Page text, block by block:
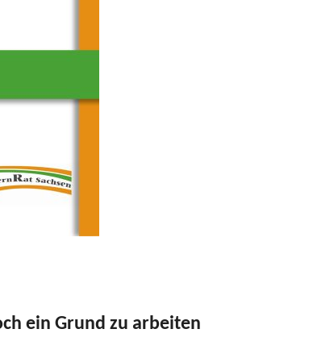
ein Grund zu arbeiten